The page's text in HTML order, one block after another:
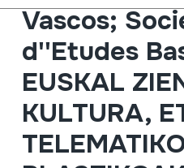
Vascos;
d''Etudes
EUSKAL
KULTURA,